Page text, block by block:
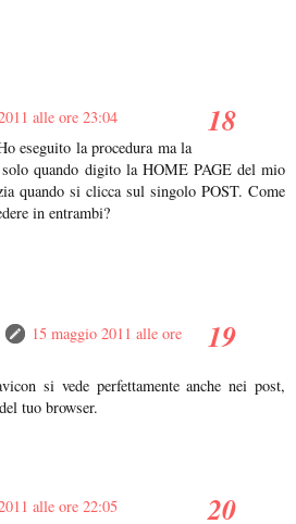
alle ore 23:04
eseguito la procedura ma la
quando digito la HOME PAGE del mio
quando si clicca sul singolo POST. Come
in entrambi?
15 maggio 2011 alle ore
si vede perfettamente anche nei post,
tuo browser.
alle ore 22:05